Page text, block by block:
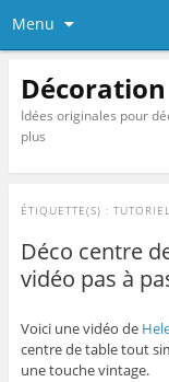
Menu
Idées originales pour
plus
ÉTIQUETTE(S) : TUTORIEL
Déco centre
vidéo pas à
Voici une vidéo de
centre de table tout
une touche vintage.